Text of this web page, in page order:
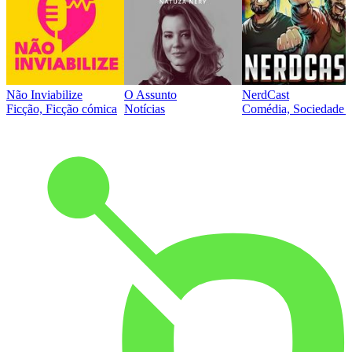
Não Inviabilize
Ficção, Ficção cómica
O Assunto
Notícias
NerdCast
Comédia, Sociedade